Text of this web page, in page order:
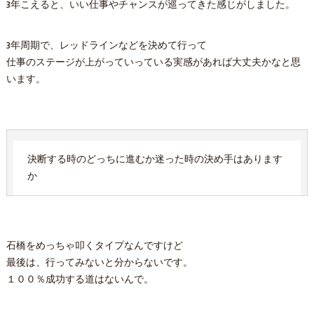
3年こえると、いい仕事やチャンスが巡ってきた感じがしました。
3年周期で、レッドラインなどを決めて行って
仕事のステージが上がっていっている実感があれば大丈夫かなと思
います。
決断する時のどっちに進むか迷った時の決め手はあります
か
石橋をめっちゃ叩くタイプなんですけど
最後は、行ってみないと分からないです。
１００％成功する道はないんで。